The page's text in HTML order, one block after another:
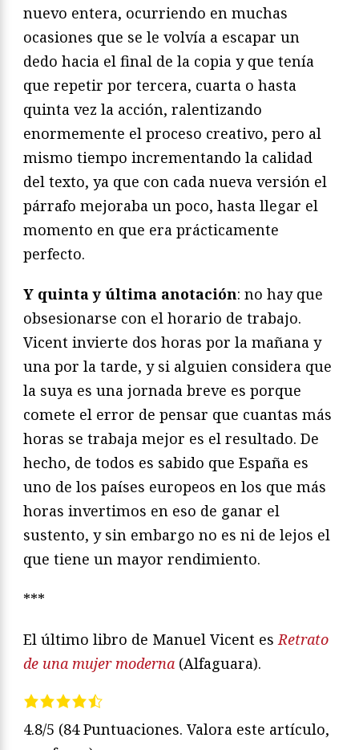
nuevo entera, ocurriendo en muchas
ocasiones que se le volvía a escapar un
dedo hacia el final de la copia y que tenía
que repetir por tercera, cuarta o hasta
quinta vez la acción, ralentizando
enormemente el proceso creativo, pero al
mismo tiempo incrementando la calidad
del texto, ya que con cada nueva versión el
párrafo mejoraba un poco, hasta llegar el
momento en que era prácticamente
perfecto.
Y quinta y última anotación: no hay que
obsesionarse con el horario de trabajo.
Vicent invierte dos horas por la mañana y
una por la tarde, y si alguien considera que
la suya es una jornada breve es porque
comete el error de pensar que cuantas más
horas se trabaja mejor es el resultado. De
hecho, de todos es sabido que España es
uno de los países europeos en los que más
horas invertimos en eso de ganar el
sustento, y sin embargo no es ni de lejos el
que tiene un mayor rendimiento.
***
El último libro de Manuel Vicent esRetrato
de una mujer moderna (Alfaguara).
4.8/5 (84 Puntuaciones. Valora este artículo,